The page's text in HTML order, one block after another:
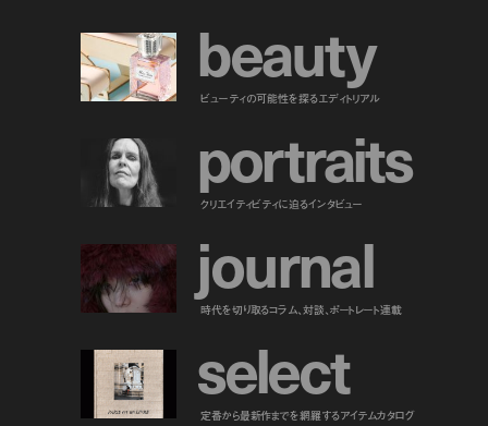
beauty
ビューティの可能性を探るエディトリアル
portraits
クリエイティビティに迫るインタビュー
journal
時代を切り取るコラム、対談、ポートレート連載
select
定番から最新作までを網羅するアイテムカタログ